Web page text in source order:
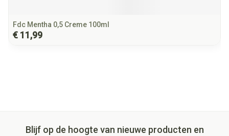
Fdc Mentha 0,5 Creme 100ml
€ 11,99
Blijf op de hoogte van nieuwe producten en